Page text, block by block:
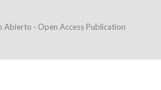
Abierto · Open Access Publication